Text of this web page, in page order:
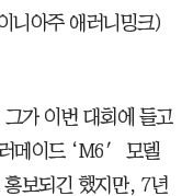
니아주 애러니밍크)
가 이번 대회에 들고
메이드 ‘M6′ 모델
홍보되긴 했지만, 7년